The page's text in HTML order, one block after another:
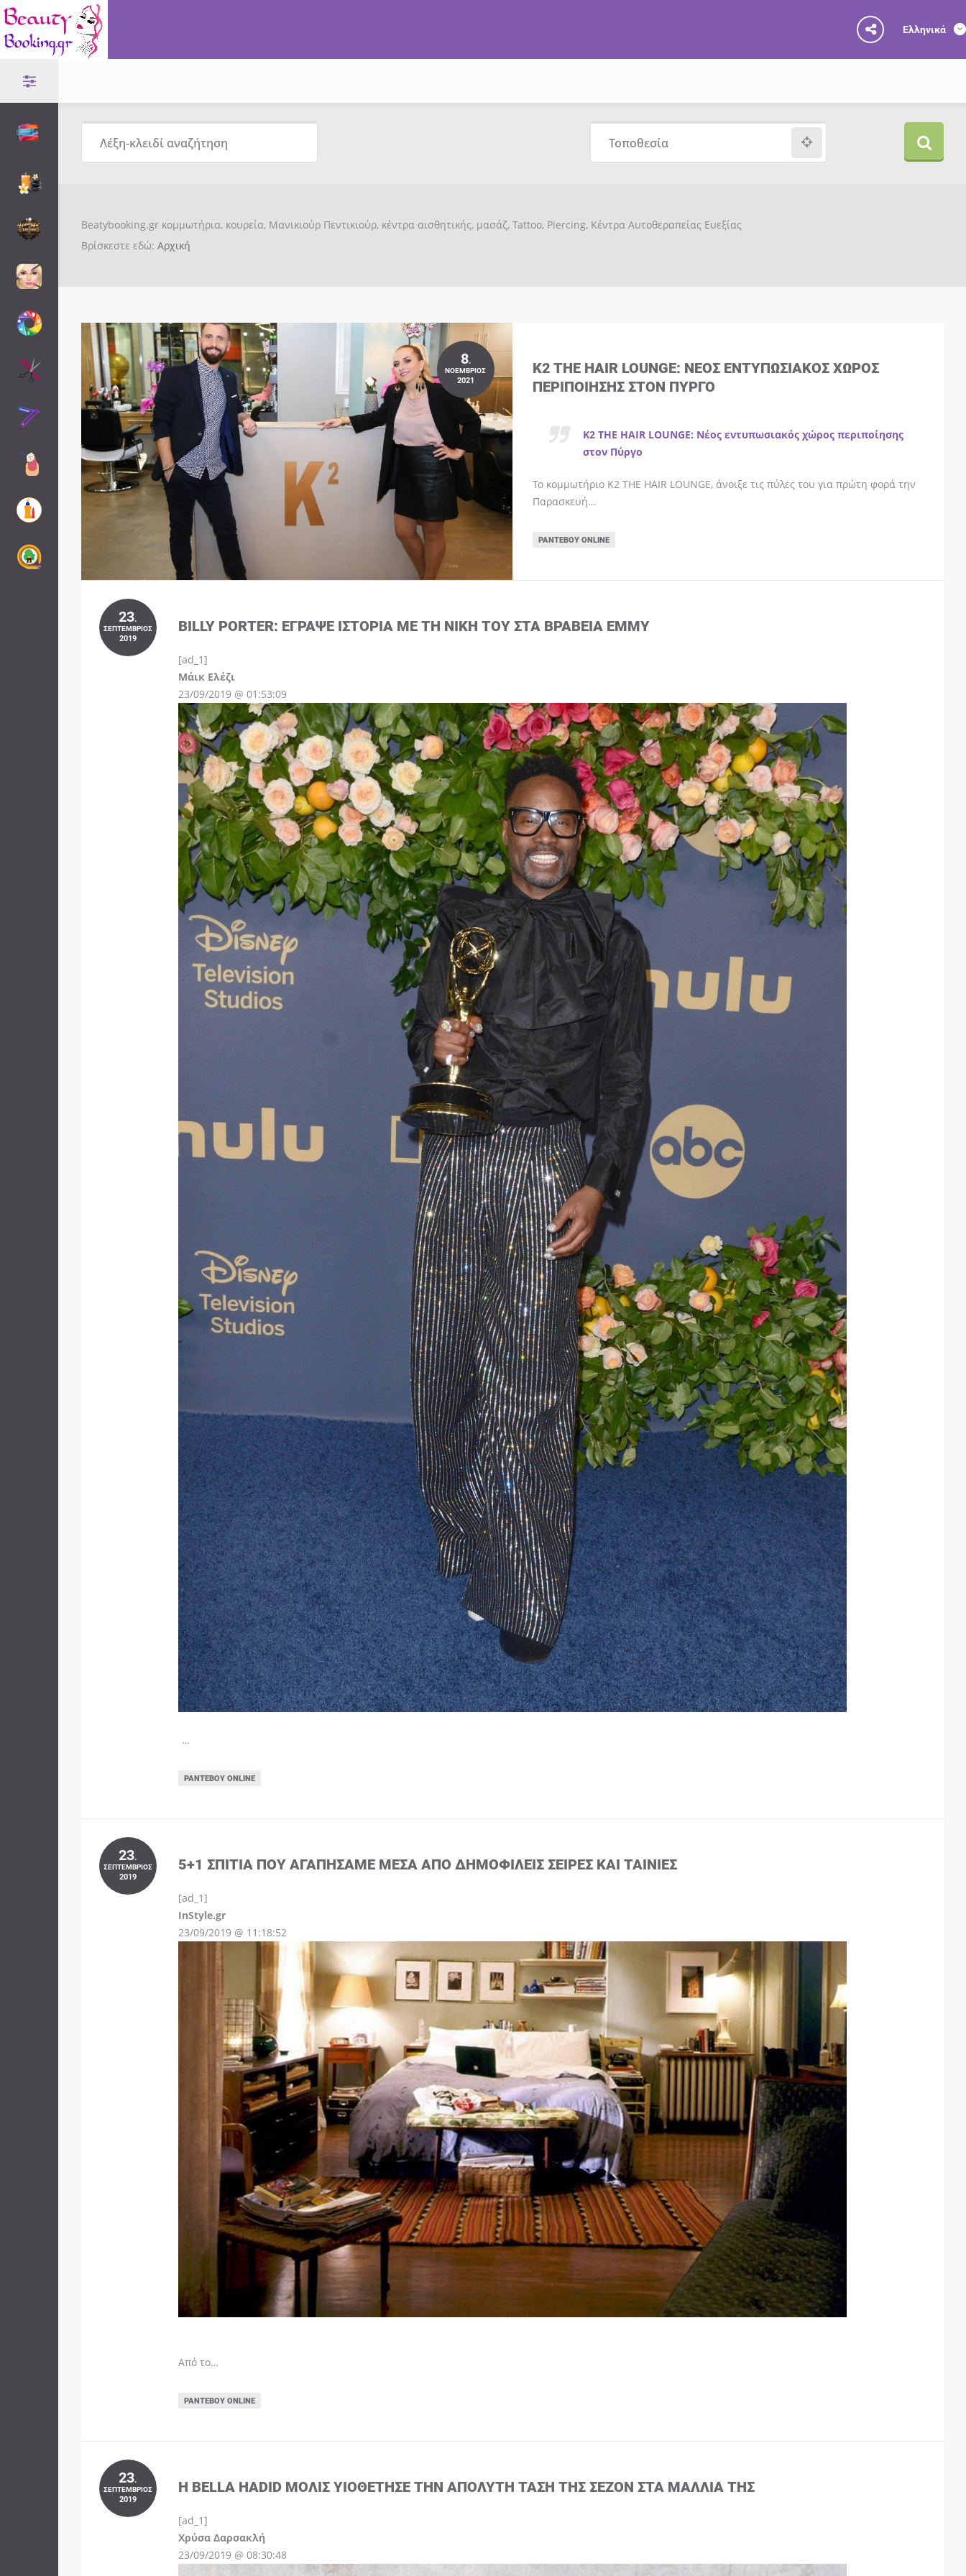
Ελληνικά
Beatybooking.gr κομμωτήρια, κουρεία, Μανικιούρ Πεντικιούρ, κέντρα αισθητικής, μασάζ, Tattoo, Piercing, Κέντρα Αυτοθεραπείας Ευεξίας
Βρίσκεστε εδώ: Αρχική
8.
ΝΟΈΜΒΡΙΟΣ
2021
K2 THE HAIR LOUNGE: ΝΈΟΣ ΕΝΤΥΠΩΣΙΑΚΌΣ ΧΏΡΟΣ
ΠΕΡΙΠΟΊΗΣΗΣ ΣΤΟΝ ΠΎΡΓΟ
K2 THE HAIR LOUNGE: Νέος εντυπωσιακός χώρος περιποίησης
στον Πύργο
Το κομμωτήριο K2 THE HAIR LOUNGE, άνοιξε τις πύλες του για πρώτη φορά την
Παρασκευή…
ΡΑΝΤΕΒΟΎ ONLINE
23.
ΣΕΠΤΈΜΒΡΙΟΣ
2019
BILLY PORTER: ΈΓΡΑΨΕ ΙΣΤΟΡΊΑ ΜΕ ΤΗ ΝΊΚΗ ΤΟΥ ΣΤΑ ΒΡΑΒΕΊΑ EMMY
[ad_1]
Μάικ ΕλέζιInstagram
23/09/2019 @ 01:53:09
…
ΡΑΝΤΕΒΟΎ ONLINE
23.
ΣΕΠΤΈΜΒΡΙΟΣ
2019
5+1 ΣΠΊΤΙΑ ΠΟΥ ΑΓΑΠΉΣΑΜΕ ΜΈΣΑ ΑΠΌ ΔΗΜΟΦΙΛΕΊΣ ΣΕΙΡΈΣ ΚΑΙ ΤΑΙΝΊΕΣ
[ad_1]
InStyle.gr
23/09/2019 @ 11:18:52
Από το…
ΡΑΝΤΕΒΟΎ ONLINE
23.
ΣΕΠΤΈΜΒΡΙΟΣ
2019
Η BELLA HADID ΜΌΛΙΣ ΥΙΟΘΈΤΗΣΕ ΤΗΝ ΑΠΌΛΥΤΗ ΤΆΣΗ ΤΗΣ ΣΕΖΌΝ ΣΤΑ ΜΑΛΛΙΆ ΤΗΣ
[ad_1]
Χρύσα ΔαρσακλήInstagram
23/09/2019 @ 08:30:48